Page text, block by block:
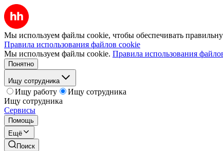
Мы используем файлы cookie, чтобы обеспечивать
Правила использования файлов cookie
Мы используем файлы cookie. Правила использования
Понятно
Ищу сотрудника
Ищу работу
Ищу сотрудника
Ищу сотрудника
Сервисы
Помощь
Ещё
Поиск